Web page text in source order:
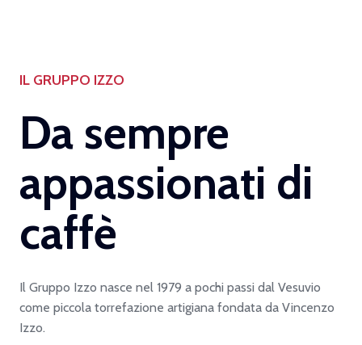
IL GRUPPO IZZO
Da sempre
appassionati di
caffè
Il Gruppo Izzo nasce nel 1979 a pochi passi dal Vesuvio
come piccola torrefazione artigiana fondata da Vincenzo
Izzo.